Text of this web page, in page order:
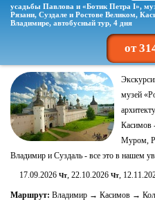
усадьбы Павлова и «Ботик Петра I»,
Рязани, Суздале и Ростове Великом,
Владимире, автобусный тур, 4 дня
от
музей
Касимов
Муром,
Владимир и Суздаль - все это в нашем
17.09.2026 Чт, 22.10.2026 Чт,
Маршрут: Владимир → Касимов →